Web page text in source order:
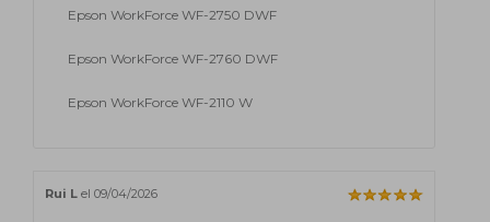
Epson WorkForce WF-2750 DWF
Epson WorkForce WF-2760 DWF
Epson WorkForce WF-2110 W
Rui L el 09/04/2026